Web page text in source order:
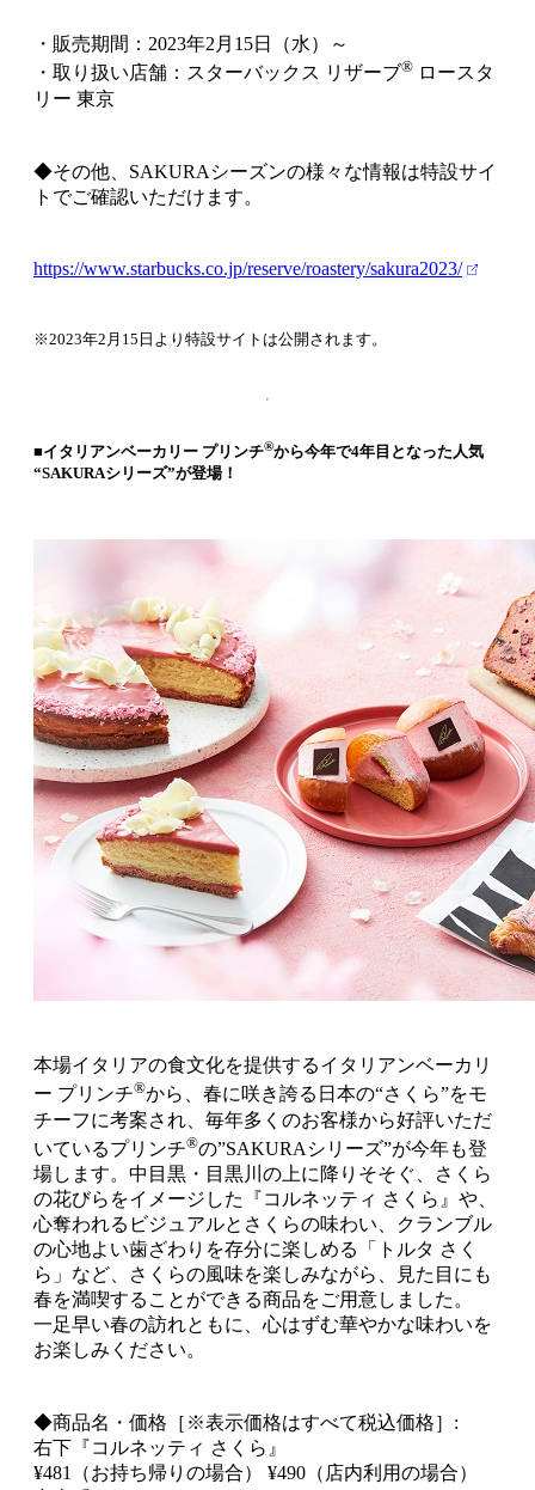
・販売期間：2023年2月15日（水）～
・取り扱い店舗：スターバックス リザーブ® ロースタ
リー 東京
◆その他、SAKURAシーズンの様々な情報は特設サイ
トでご確認いただけます。
https://www.starbucks.co.jp/reserve/roastery/sakura2023/
※2023年2月15日より特設サイトは公開されます。
■イタリアンベーカリー プリンチ®から今年で4年目となった人気
“SAKURAシリーズ”が登場！
本場イタリアの食文化を提供するイタリアンベーカリ
ー プリンチ®から、春に咲き誇る日本の“さくら”をモ
チーフに考案され、毎年多くのお客様から好評いただ
いているプリンチ®の”SAKURAシリーズ”が今年も登
場します。中目黒・目黒川の上に降りそそぐ、さくら
の花びらをイメージした『コルネッティ さくら』や、
心奪われるビジュアルとさくらの味わい、クランブル
の心地よい歯ざわりを存分に楽しめる「トルタ さく
ら」など、さくらの風味を楽しみながら、見た目にも
春を満喫することができる商品をご用意しました。
一足早い春の訪れともに、心はずむ華やかな味わいを
お楽しみください。
◆商品名・価格［※表示価格はすべて税込価格］:
右下『コルネッティ さくら』
¥481（お持ち帰りの場合） ¥490（店内利用の場合）